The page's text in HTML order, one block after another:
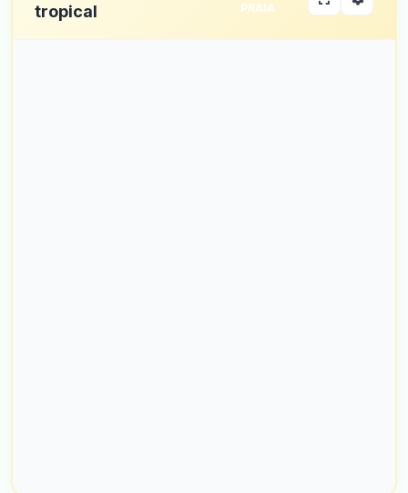
tropical
PRAIA